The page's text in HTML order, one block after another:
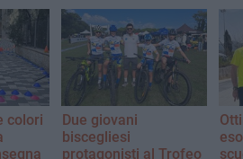
colori
Due giovani
biscegliesi
protagonisti al Trofeo